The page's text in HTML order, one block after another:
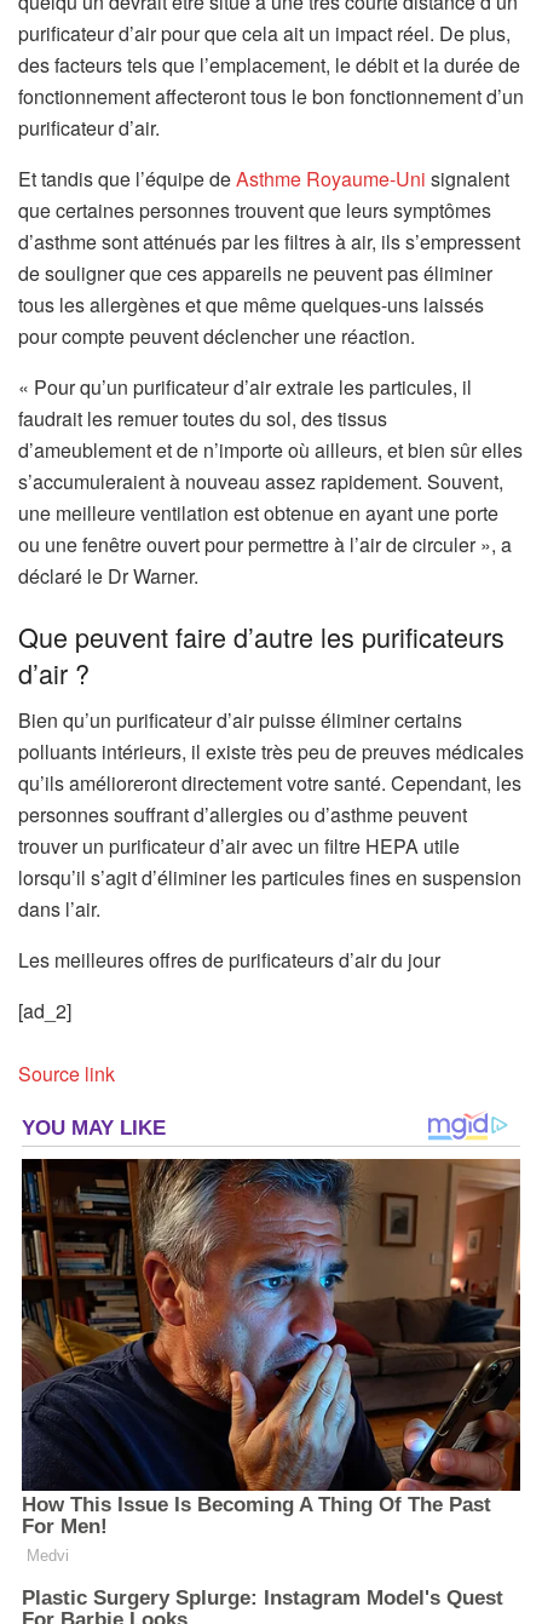
purificateur d’air pour que cela ait un impact réel. De plus,
des facteurs tels que l’emplacement, le débit et la durée de
fonctionnement affecteront tous le bon fonctionnement d’un
purificateur d’air.
Et tandis que l’équipe deAsthme Royaume-Uni
s
’
o
u
e
a
n
s
u
o
v
e
l
o
n
g
t
signalent
que certaines personnes trouvent que leurs symptômes
d’asthme sont atténués par les filtres à air, ils s’empressent
de souligner que ces appareils ne peuvent pas éliminer
tous les allergènes et que même quelques-uns laissés
pour compte peuvent déclencher une réaction.
« Pour qu’un purificateur d’air extraie les particules, il
faudrait les remuer toutes du sol, des tissus
d’ameublement et de n’importe où ailleurs, et bien sûr elles
s’accumuleraient à nouveau assez rapidement. Souvent,
une meilleure ventilation est obtenue en ayant une porte
ou une fenêtre ouvert pour permettre à l’air de circuler », a
déclaré le Dr Warner.
Que peuvent faire d’autre les purificateurs
d’air ?
Bien qu’un purificateur d’air puisse éliminer certains
polluants intérieurs, il existe très peu de preuves médicales
qu’ils amélioreront directement votre santé. Cependant, les
personnes souffrant d’allergies ou d’asthme peuvent
trouver un purificateur d’air avec un filtre HEPA utile
lorsqu’il s’agit d’éliminer les particules fines en suspension
dans l’air.
Les meilleures offres de purificateurs d’air du jour
[ad_2]
Source link